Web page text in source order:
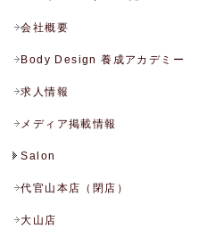
会社概要
Body Design 養成アカデミー
求人情報
メディア掲載情報
Salon
代官山本店（閉店）
大山店